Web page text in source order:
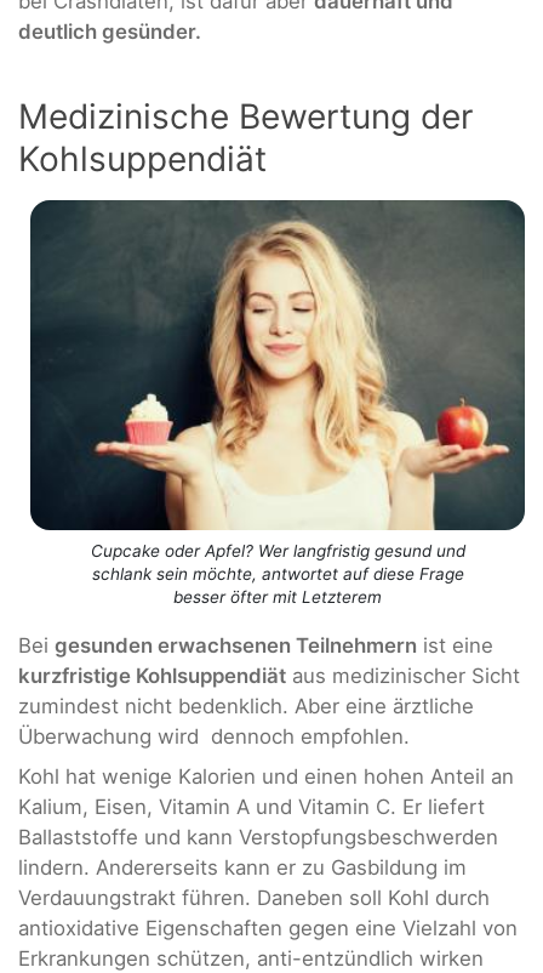
deutlich gesünder.
Medizinische Bewertung der
Kohlsuppendiät
Cupcake oder Apfel? Wer langfristig gesund und
schlank sein möchte, antwortet auf diese Frage
besser öfter mit Letzterem
Bei gesunden erwachsenen Teilnehmern ist eine
kurzfristige Kohlsuppendiät aus medizinischer Sicht
zumindest nicht bedenklich. Aber eine ärztliche
Überwachung wird dennoch empfohlen.
Kohl hat wenige Kalorien und einen hohen Anteil an
Kalium, Eisen, Vitamin A und Vitamin C. Er liefert
Ballaststoffe und kann Verstopfungsbeschwerden
lindern. Andererseits kann er zu Gasbildung im
Verdauungstrakt führen. Daneben soll Kohl durch
antioxidative Eigenschaften gegen eine Vielzahl von
Erkrankungen schützen, anti-entzündlich wirken